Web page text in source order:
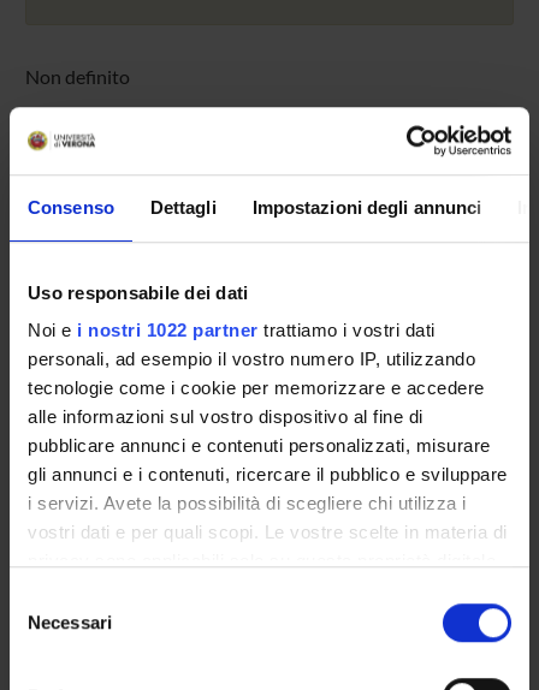
Consenso Dettagli Impostazioni degli annunci
Uso responsabile dei dati
Noi e i nostri 1022 partner trattiamo i vostri dati
personali, ad esempio il vostro numero IP, utilizzando
tecnologie come i cookie per memorizzare e accedere
alle informazioni sul vostro dispositivo al fine di
pubblicare annunci e contenuti personalizzati, misurare
gli annunci e i contenuti, ricercare il pubblico e sviluppare
i servizi. Avete la possibilità di scegliere chi utilizza i
vostri dati e per quali scopi. Le vostre scelte in materia di
modificare o revocare il proprio consenso in qualsiasi
momento dalla Dichiarazione sui cookie o facendo clic
delNecessari
Non definito
Come iscriversi
Calendario didattico
Calendario esami
Bacheca avvisi
Proposte tesi e stage
Organi collegiali e di governo
Docenti
CORSI DI STUDIO